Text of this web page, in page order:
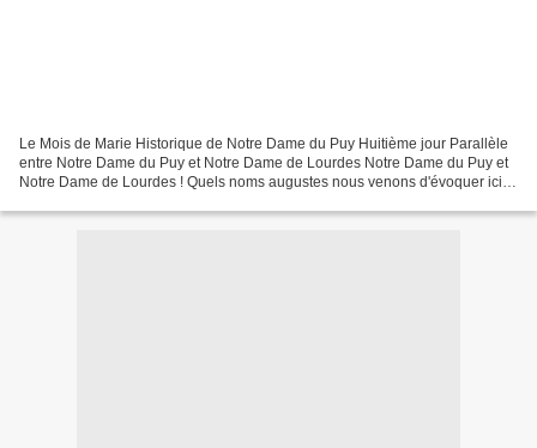
Le Mois de Marie Historique de Notre Dame du Puy Huitième jour Parallèle
entre Notre Dame du Puy et Notre Dame de Lourdes Notre Dame du Puy et
Notre Dame de Lourdes ! Quels noms augustes nous venons d'évoquer ici,